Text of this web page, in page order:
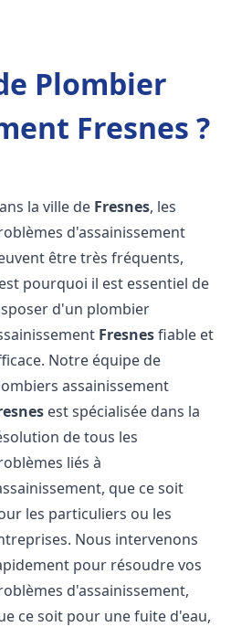
Plombier
Fresnes ?
la ville de Fresnes, les
d'assainissement
être très fréquents,
pourquoi il est essentiel de
d'un plombier
Fresnesfiable et
Notre équipe de
assainissement
est spécialisée dans la
de tous les
liés à
que ce soit
les particuliers ou les
Nous intervenons
pour résoudre vos
d'assainissement,
ce soit pour une fuite d'eau,